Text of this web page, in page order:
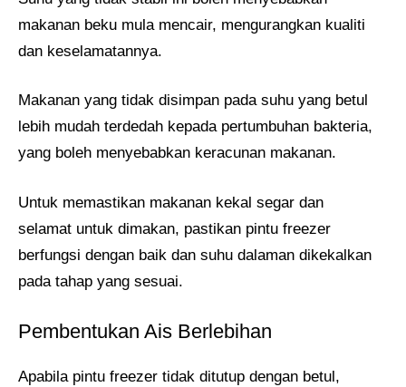
makanan beku mula mencair, mengurangkan kualiti
dan keselamatannya.
Makanan yang tidak disimpan pada suhu yang betul
lebih mudah terdedah kepada pertumbuhan bakteria,
yang boleh menyebabkan keracunan makanan.
Untuk memastikan makanan kekal segar dan
selamat untuk dimakan, pastikan pintu freezer
berfungsi dengan baik dan suhu dalaman dikekalkan
pada tahap yang sesuai.
Pembentukan Ais Berlebihan
Apabila pintu freezer tidak ditutup dengan betul,